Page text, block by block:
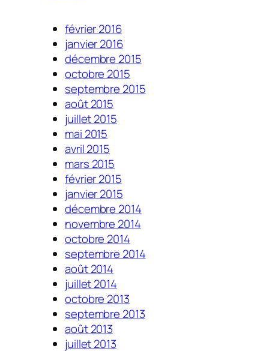
février 2016
janvier 2016
décembre 2015
octobre 2015
septembre 2015
août 2015
juillet 2015
mai 2015
avril 2015
mars 2015
février 2015
janvier 2015
décembre 2014
novembre 2014
octobre 2014
septembre 2014
août 2014
juillet 2014
octobre 2013
septembre 2013
août 2013
juillet 2013